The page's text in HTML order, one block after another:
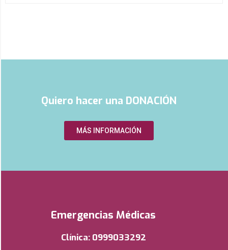
Quiero hacer una DONACIÓN
MÁS INFORMACIÓN
Emergencias Médicas
Clínica: 0999033292